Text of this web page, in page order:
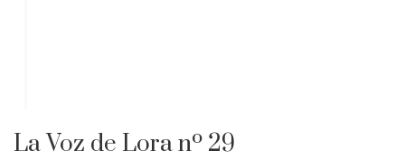
La Voz de Lora nº 29